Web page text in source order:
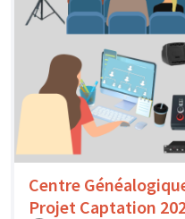
Centre
Projet Captation